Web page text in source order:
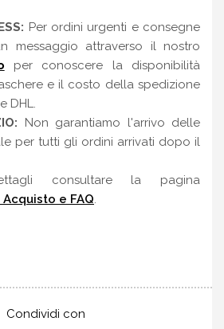
Per ordini urgenti e consegne
messaggio attraverso il nostro
per conoscere la disponibilità
e il costo della spedizione
DHL.
Non garantiamo l'arrivo delle
per tutti gli ordini arrivati dopo il
consultare la pagina
e FAQ.
Condividi con